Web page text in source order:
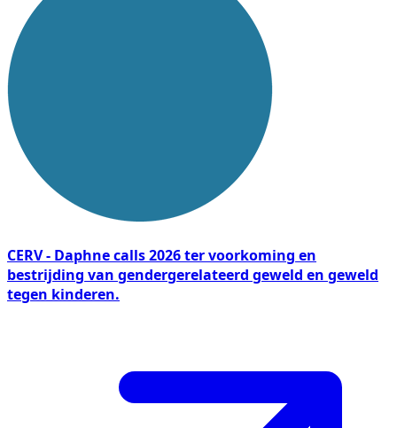
CERV - Daphne calls 2026 ter voorkoming en
bestrijding van gendergerelateerd geweld en geweld
tegen kinderen.